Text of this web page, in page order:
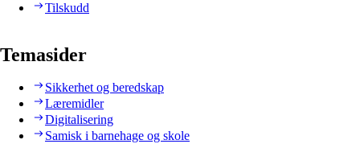
Tilskudd
Temasider
Sikkerhet og beredskap
Læremidler
Digitalisering
Samisk i barnehage og skole